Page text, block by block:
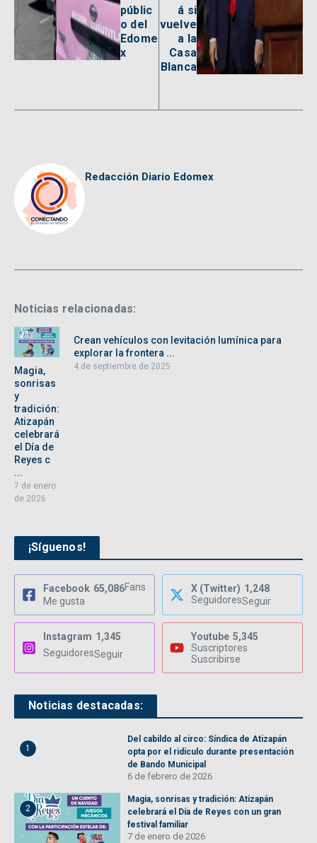
públic
o del
Edome
x
á si
vuelve
a la
Casa
Blanca
Redacción Diario Edomex
Noticias relacionadas:
Magia,
sonrisas
y
tradición:
Atizapán
celebrará
el Día de
Reyes c
...
7 de enero
de 2026
Crean vehículos con levitación lumínica para
explorar la frontera ...
4 de septiembre de 2025
¡Síguenos!
Facebook 65,086Fans
Me gusta
X (Twitter) 1,248
SeguidoresSeguir
Instagram 1,345
SeguidoresSeguir
Youtube 5,345
Suscriptores
Suscribirse
Noticias destacadas:
1
Del cabildo al circo: Síndica de Atizapán
opta por el ridículo durante presentación
de Bando Municipal
6 de febrero de 2026
2
Magia, sonrisas y tradición: Atizapán
celebrará el Día de Reyes con un gran
festival familiar
7 de enero de 2026